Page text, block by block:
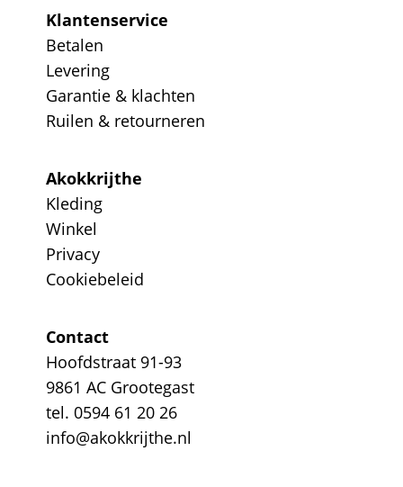
Klantenservice
Betalen
Levering
Garantie & klachten
Ruilen & retourneren
Akokkrijthe
Kleding
Winkel
Privacy
Cookiebeleid
Contact
Hoofdstraat 91-93
9861 AC Grootegast
tel. 0594 61 20 26
info@akokkrijthe.nl